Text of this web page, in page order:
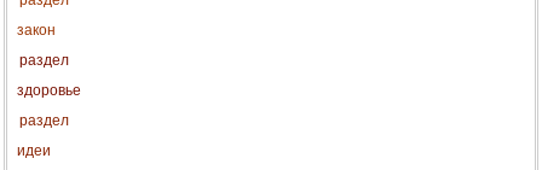
закон
раздел
здоровье
раздел
идеи